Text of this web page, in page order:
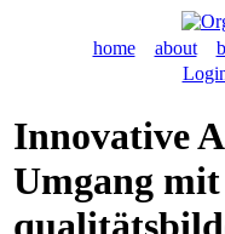
home about
Innovative
Umgang mit